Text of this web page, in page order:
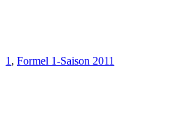
1, Formel 1-Saison 2011